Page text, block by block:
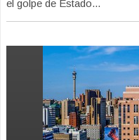
el golpe de Estado...